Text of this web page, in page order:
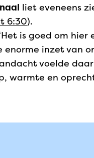
liet eveneens
6:30).
is goed om hier
inzet van
voelde
warmte en